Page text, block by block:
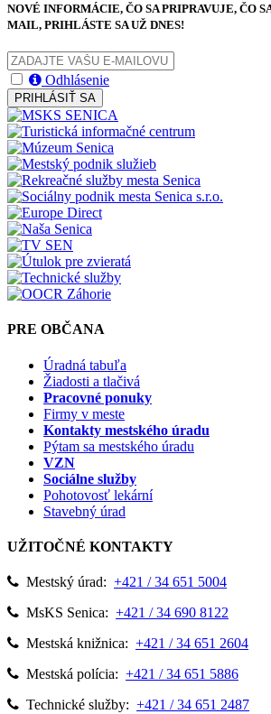
NOVÉ INFORMÁCIE, ČO SA PRIPRAVUJE, ČO
MAIL, PRIHLÁSTE SA UŽ DNES!
Odhlásenie
PRIHLÁSIŤ SA
PRE OBČANA
Úradná tabuľa
Žiadosti a tlačivá
Pracovné ponuky
Firmy v meste
Kontakty mestského úradu
Pýtam sa mestského úradu
VZN
Sociálne služby
Pohotovosť lekární
Stavebný úrad
UŽITOČNÉ KONTAKTY
Mestský úrad: +421 / 34 651 5004
MsKS Senica: +421 / 34 690 8122
Mestská knižnica: +421 / 34 651 2604
Mestská polícia: +421 / 34 651 5886
Technické služby: +421 / 34 651 2487